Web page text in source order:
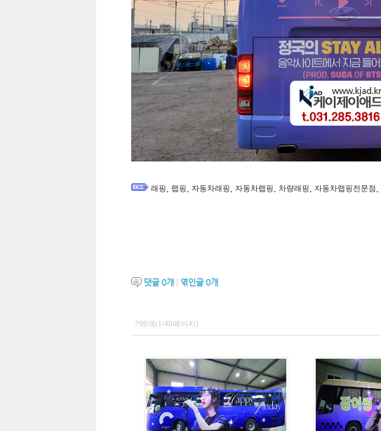
래핑 랩핑 자동차래핑 자동차랩핑 차량래핑 자동차랩핑전문점
댓글0개 엮인글0개
799개(1/40페이지)